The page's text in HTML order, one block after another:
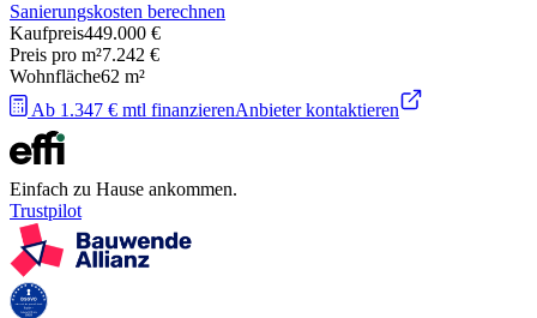
Sanierungskosten berechnen
Kaufpreis449.000 €
Preis pro m²7.242 €
Wohnfläche62 m²
Ab 1.347 € mtl finanzierenAnbieter kontaktieren
Einfach zu Hause ankommen.
Trustpilot